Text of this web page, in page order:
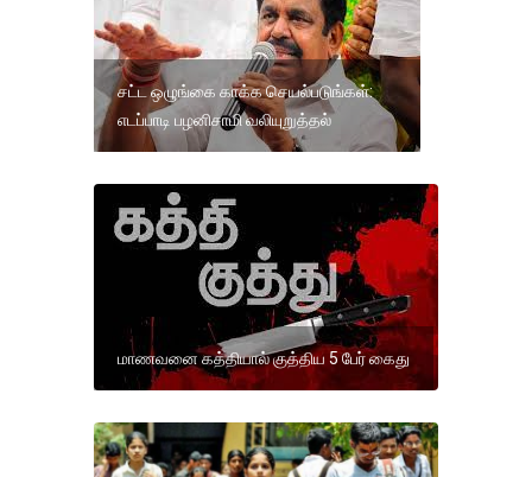
சட்ட ஒழுங்கை காக்க செயல்படுங்கள்:
எடப்பாடி பழனிசாமி வலியுறுத்தல்
மாணவனை கத்தியால் குத்திய 5 பேர் கைது